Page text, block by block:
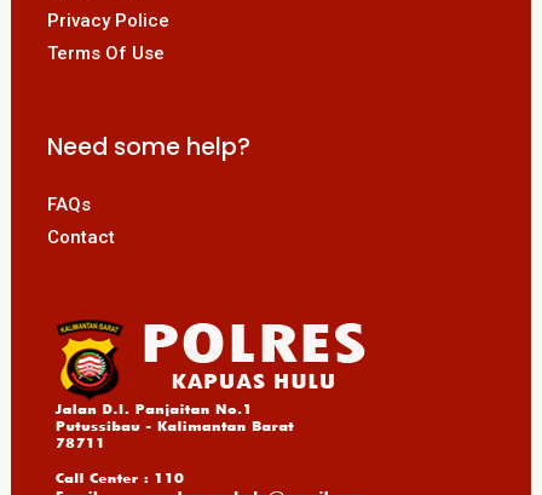
Privacy Police
Terms Of Use
Need some help?
FAQs
Contact